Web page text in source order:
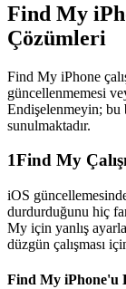
Find My
Çözümleri
Find My iPhone
güncellenmemesi
Endişelenmeyin;
sunulmaktadır.
1Find My
iOS
durdurduğunu hiç
My için yanlış
düzgün çalışması
Find My iPhone'u